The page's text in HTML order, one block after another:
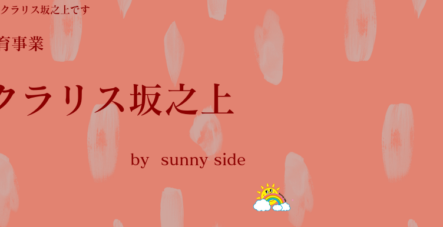
ラリス坂之上です
事業
ラリス坂之上
by sunny side